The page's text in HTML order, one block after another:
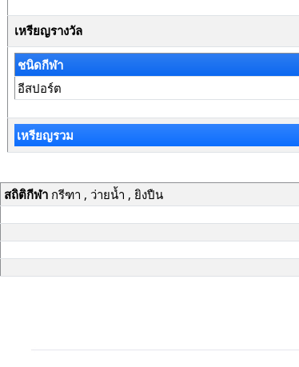
เหรียญรางวัล
ชนิดกีฬา
อีสปอร์ต
เหรียญรวม
สถิติกีฬากรีฑา , ว่ายน้ำ , ยิงปืน